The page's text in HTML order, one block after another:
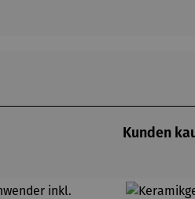
Kunden